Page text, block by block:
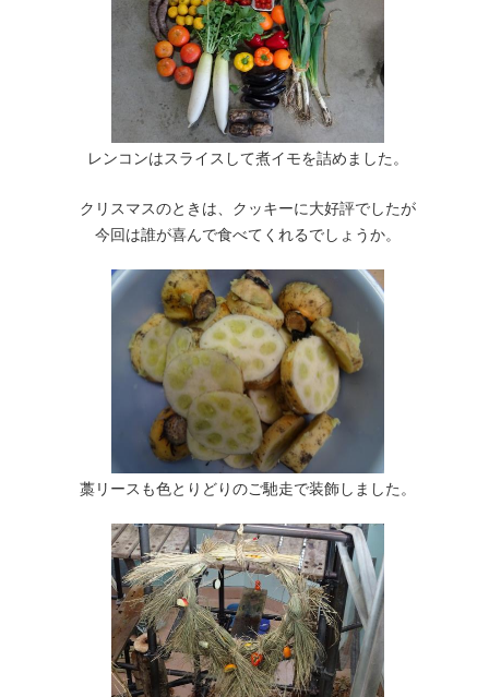
レンコンはスライスして煮イモを詰めました。
クリスマスのときは、クッキーに大好評でしたが
今回は誰が喜んで食べてくれるでしょうか。
藁リースも色とりどりのご馳走で装飾しました。